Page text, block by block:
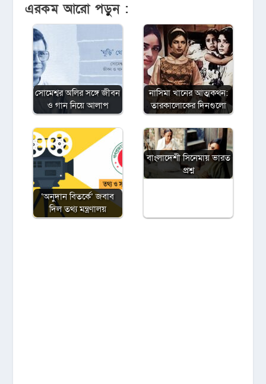
এরকম আরো পড়ুন :
সোমেশ্বর অলির সঙ্গে জীবন
ও গান নিয়ে আলাপ
নাসিমা খানের আত্মকথন:
তারকালোকের দিনগুলো
‘অনুদান বিতর্কে’ জবাব
দিল তথ্য মন্ত্রণালয়
বাংলাদেশী সিনেমায় ভারত
প্রশ্ন